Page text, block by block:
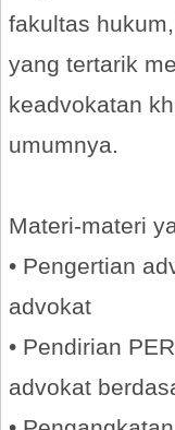
fakultas
yang tertarik
keadvokatan
umumnya.
Materi-materi
• Pengertian
advokat
• Pendirian
advokat